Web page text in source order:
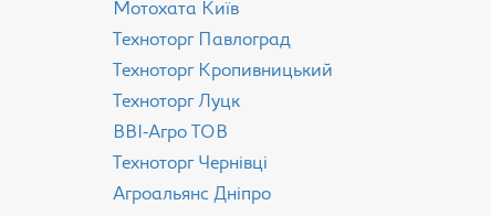
Мотохата Київ
Техноторг Павлоград
Техноторг Кропивницький
Техноторг Луцк
ВВІ-Агро ТОВ
Техноторг Чернівці
Агроальянс Дніпро